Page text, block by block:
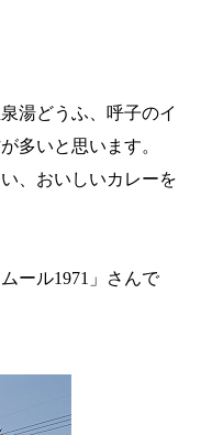
湯どうふ、呼子のイ
多いと思います。
、おいしいカレーを
ール1971」さんで